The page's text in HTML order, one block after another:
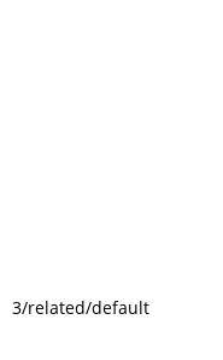
3/related/default